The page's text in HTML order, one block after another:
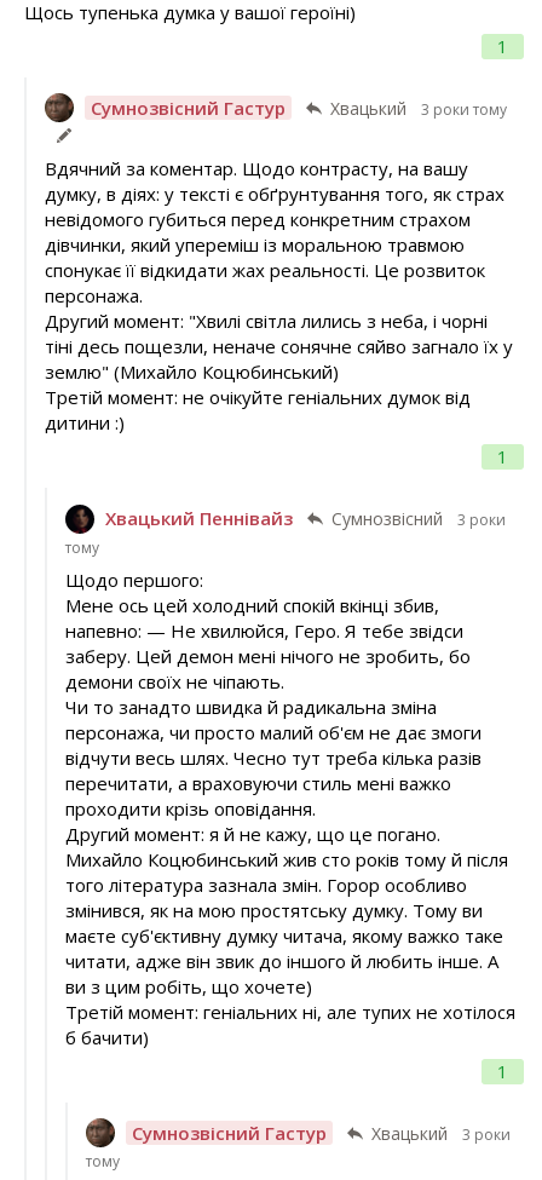
1
Щось тупенька думка у вашої героїні)
Сумнозвісний Гастур Хвацький 3 роки тому
1
Вдячний за коментар. Щодо контрасту, на вашу
думку, в діях: у тексті є обґрунтування того, як страх
невідомого губиться перед конкретним страхом
дівчинки, який упереміш із моральною травмою
спонукає її відкидати жах реальності. Це розвиток
персонажа.
Другий момент: "Хвилі світла лились з неба, і чорні
тіні десь пощезли, неначе сонячне сяйво загнало їх у
землю" (Михайло Коцюбинський)
Третій момент: не очікуйте геніальних думок від
дитини :)
Хвацький Пеннівайз Сумнозвісний
3 роки
тому
1
Щодо першого:
Мене ось цей холодний спокій вкінці збив,
напевно: — Не хвилюйся, Геро. Я тебе звідси
заберу. Цей демон мені нічого не зробить, бо
демони своїх не чіпають.
Чи то занадто швидка й радикальна зміна
персонажа, чи просто малий об'єм не дає змоги
відчути весь шлях. Чесно тут треба кілька разів
перечитати, а враховуючи стиль мені важко
проходити крізь оповідання.
Другий момент: я й не кажу, що це погано.
Михайло Коцюбинський жив сто років тому й після
того література зазнала змін. Горор особливо
змінився, як на мою простятську думку. Тому ви
маєте суб'єктивну думку читача, якому важко таке
читати, адже він звик до іншого й любить інше. А
ви з цим робіть, що хочете)
Третій момент: геніальних ні, але тупих не хотілося
б бачити)
Сумнозвісний Гастур Хвацький
3 роки
тому